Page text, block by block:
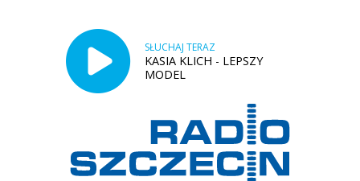
SŁUCHAJ TERAZ
KASIA KLICH - LEPSZY
MODEL